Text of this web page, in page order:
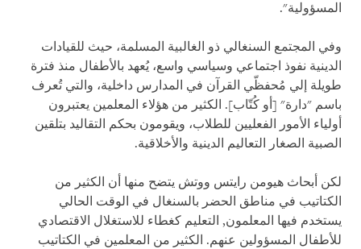
المسؤولية".
وفي المجتمع السنغالي ذو الغالبية المسلمة، حيث للقيادات
الدينية نفوذ اجتماعي وسياسي واسع، يُعهد بالأطفال منذ فترة
طويلة إلي مُحفظّي القرآن في المدارس داخلية، والتي تُعرف
باسم "دارة" [أو كُتّاب]. الكثير من هؤلاء المعلمين يعتبرون
أولياء الأمور الفعليين للطلاب، ويقومون بحكم التقاليد بتلقين
الصبية الصغار التعاليم الدينية والأخلاقية.
لكن أبحاث هيومن رايتس ووتش يتضح منها أن الكثير من
الكتاتيب في مناطق الحضر بالسنغال في الوقت الحالي
يستخدم فيها المعلمون, التعليم كغطاء للاستغلال الاقتصادي
للأطفال المسؤولين عنهم. الكثير من المعلمين في الكتاتيب